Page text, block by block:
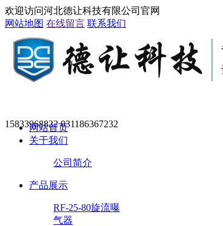
欢迎访问河北德让科技有限公司官网
网站地图 在线留言 联系我们
15833968822 031186367232
网站首页
关于我们
公司简介
产品展示
RF-25-80旋流曝
气器